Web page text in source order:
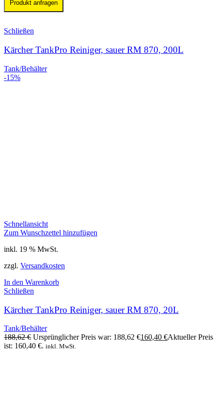
Produkt anfragen
Schließen
Kärcher TankPro Reiniger, sauer RM 870, 200L
Tank/Behälter
-15%
Schnellansicht
Zum Wunschzettel hinzufügen
inkl. 19 % MwSt.
zzgl. Versandkosten
In den Warenkorb
Schließen
Kärcher TankPro Reiniger, sauer RM 870, 20L
Tank/Behälter
188,62€ Ursprünglicher Preis war: 188,62 €160,40 €Aktueller Preis
ist: 160,40 €. inkl. MwSt.